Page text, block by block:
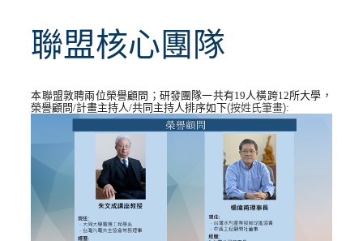
聯盟核心團隊
本聯盟敦聘兩位榮譽顧問；研發團隊一共有19人橫跨12所大學，
榮譽顧問/計畫主持人/共同主持人排序如下(按姓氏筆畫):